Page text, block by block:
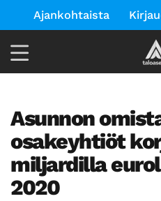
to
content
Ajankohtaista
Asunnon
osakeyhtiöt
miljardilla
2020